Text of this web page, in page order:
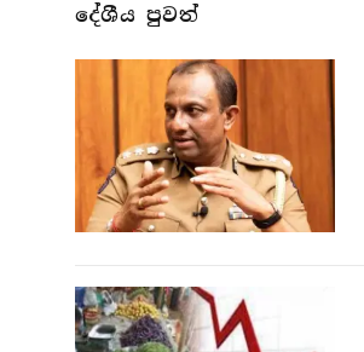
දේශීය පුව​ත්